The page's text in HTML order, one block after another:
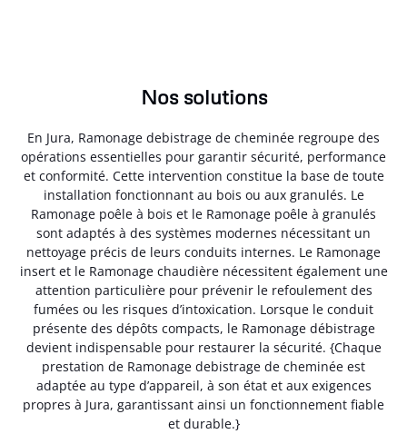
Nos solutions
En Jura, Ramonage debistrage de cheminée regroupe des
opérations essentielles pour garantir sécurité, performance
et conformité. Cette intervention constitue la base de toute
installation fonctionnant au bois ou aux granulés. Le
Ramonage poêle à bois et le Ramonage poêle à granulés
sont adaptés à des systèmes modernes nécessitant un
nettoyage précis de leurs conduits internes. Le Ramonage
insert et le Ramonage chaudière nécessitent également une
attention particulière pour prévenir le refoulement des
fumées ou les risques d’intoxication. Lorsque le conduit
présente des dépôts compacts, le Ramonage débistrage
devient indispensable pour restaurer la sécurité. {Chaque
prestation de Ramonage debistrage de cheminée est
adaptée au type d’appareil, à son état et aux exigences
propres à Jura, garantissant ainsi un fonctionnement fiable
et durable.}